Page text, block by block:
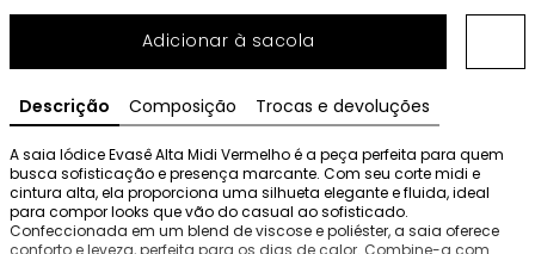
Adicionar à sacola
Descrição Composição Trocas e devoluções
A saia Iódice Evasê Alta Midi Vermelho é a peça perfeita para quem
busca sofisticação e presença marcante. Com seu corte midi e
cintura alta, ela proporciona uma silhueta elegante e fluida, ideal
para compor looks que vão do casual ao sofisticado.
Confeccionada em um blend de viscose e poliéster, a saia oferece
conforto e leveza, perfeita para os dias de calor. Combine-a com